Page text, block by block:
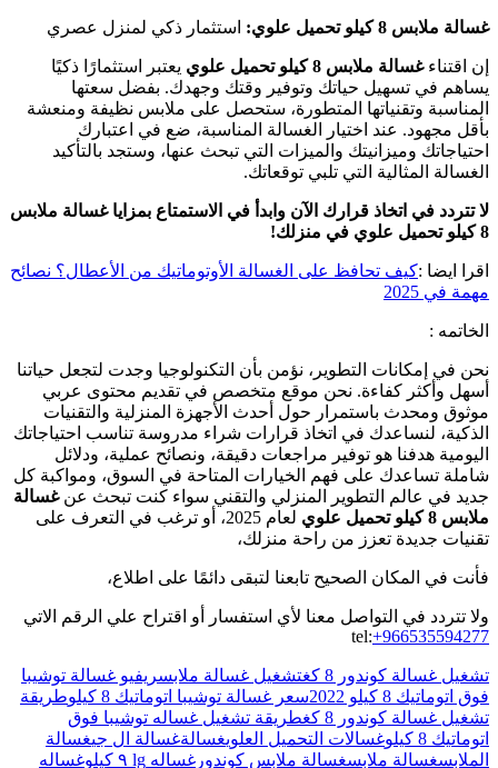
غسالة ملابس 8 كيلو تحميل علوي: استثمار ذكي لمنزل عصري
إن اقتناءغسالة ملابس 8 كيلو تحميل علوي
يعتبر استثمارًا ذكيًا
يساهم في تسهيل حياتك وتوفير وقتك وجهدك. بفضل سعتها
المناسبة وتقنياتها المتطورة، ستحصل على ملابس نظيفة ومنعشة
بأقل مجهود. عند اختيار الغسالة المناسبة، ضع في اعتبارك
احتياجاتك وميزانيتك والميزات التي تبحث عنها، وستجد بالتأكيد
الغسالة المثالية التي تلبي توقعاتك.
لا تتردد في اتخاذ قرارك الآن وابدأ في الاستمتاع بمزايا غسالة ملابس
8 كيلو تحميل علوي في منزلك!
اقرا ايضا :كيف تحافظ على الغسالة الأوتوماتيك من الأعطال؟ نصائح
مهمة في 2025
الخاتمه :
نحن في إمكانات التطوير، نؤمن بأن التكنولوجيا وجدت لتجعل حياتنا
أسهل وأكثر كفاءة. نحن موقع متخصص في تقديم محتوى عربي
موثوق ومحدث باستمرار حول أحدث الأجهزة المنزلية والتقنيات
الذكية، لنساعدك في اتخاذ قرارات شراء مدروسة تناسب احتياجاتك
اليومية هدفنا هو توفير مراجعات دقيقة، ونصائح عملية، ودلائل
شاملة تساعدك على فهم الخيارات المتاحة في السوق، ومواكبة كل
جديد في عالم التطوير المنزلي والتقني سواء كنت تبحث عنغسالة
ملابس 8 كيلو تحميل علوي
لعام 2025، أو ترغب في التعرف على
تقنيات جديدة تعزز من راحة منزلك،
فأنت في المكان الصحيح تابعنا لتبقى دائمًا على اطلاع،
ولا تتردد في التواصل معنا لأي استفسار أو اقتراح علي الرقم الاتي
tel:+966535594277
تشغيل غسالة كوندور 8 كغ تشغيل غسالة ملابسريفيو غسالة توشيبا
فوق اتوماتيك 8 كيلو 2022
سعر غسالة توشيبا اتوماتيك 8 كيلو
طريقة
تشغيل غسالة كوندور 8 كغ
طريقة تشغيل غساله توشيبا فوق
اتوماتيك 8 كيلو
غسالات التحميل العلويغسالةغسالة ال جيغسالة
الملابسغسالة ملابسغسالة ملابس كوندور غساله lg ٩ كيلو
غساله